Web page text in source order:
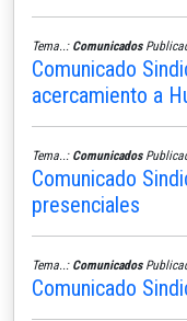
Tema..: Comunicados
Comunicado
acercamiento a
Tema..: Comunicados
Comunicado
presenciales
Tema..: Comunicados
Comunicado